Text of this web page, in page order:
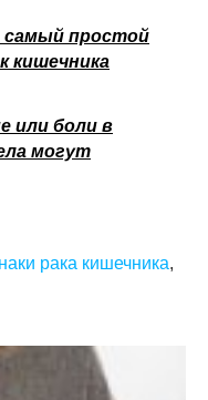
самый простой
кишечника
или боли в
могут
рака кишечника,